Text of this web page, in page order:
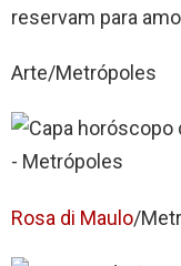
reservam para
Arte/Metrópoles
Rosa di Maulo/